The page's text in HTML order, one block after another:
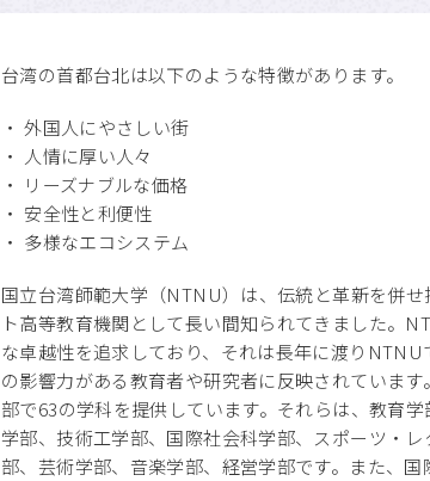
台湾の首都台北は以下のような特徴があります。
・ 外国人にやさしい街
・ 人情に厚い人々
・
リーズナブルな価格
・ 安全性と利便性
・ 多様なエコシステム
国立台湾師範大学（NTNU）は、伝統と革新を併せ
ト高等教育機関として長い間知られてきました。
な卓越性を追求しており、それは長年に渡りNTNU
の影響力がある教育者や研究者に反映されていま
部で63の学科を提供しています。それらは、教育
学部、技術工学部、国際社会科学部、スポーツ・レ
部、芸術学部、音楽学部、経営学部です。また、